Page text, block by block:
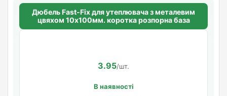
Дюбель Fast-Fix для утеплювача з металевим
цвяхом 10х100мм. коротка розпорна база
3.95/шт.
В наявності